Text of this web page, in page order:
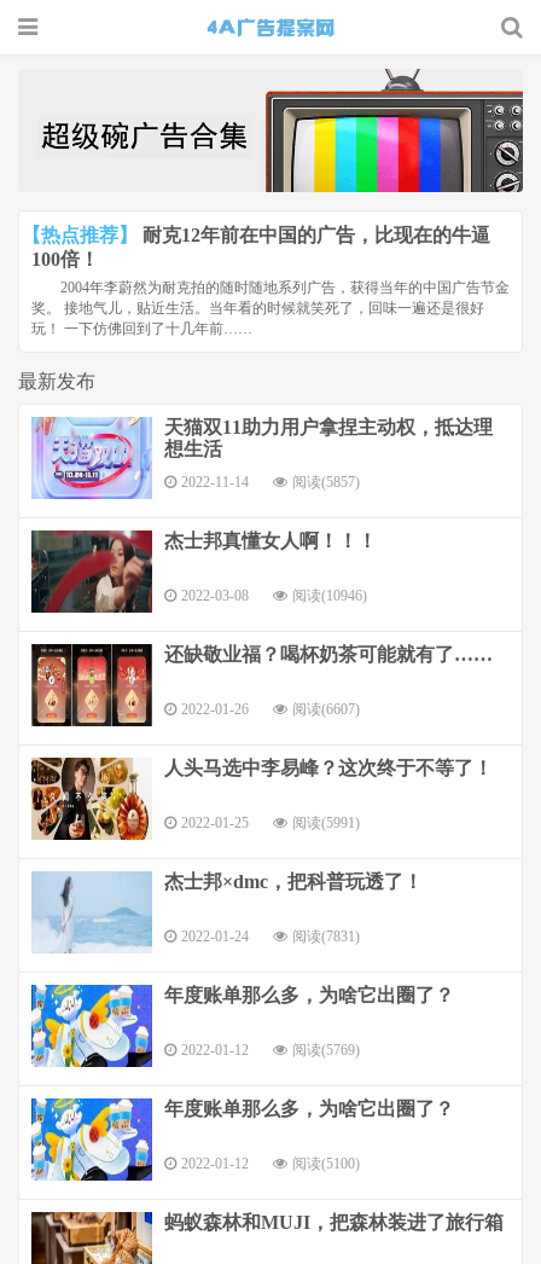
提案网 |
广告小报
| 广告圈
那点事
【热点推荐】
耐克12年前在中国的广告，比现在的牛逼
100倍！
2004年李蔚然为耐克拍的随时随地系列广告，获得当年的中国广告节金
奖。 接地气儿，贴近生活。当年看的时候就笑死了，回味一遍还是很好
玩！ 一下仿佛回到了十几年前……
最新发布
天猫双11助力用户拿捏主动权，抵达理
想生活
2022-11-14 阅读(5857)
杰士邦真懂女人啊！！！
2022-03-08 阅读(10946)
还缺敬业福？喝杯奶茶可能就有了……
2022-01-26 阅读(6607)
人头马选中李易峰？这次终于不等了！
2022-01-25 阅读(5991)
杰士邦×dmc，把科普玩透了！
2022-01-24 阅读(7831)
年度账单那么多，为啥它出圈了？
2022-01-12 阅读(5769)
年度账单那么多，为啥它出圈了？
2022-01-12 阅读(5100)
蚂蚁森林和MUJI，把森林装进了旅行箱